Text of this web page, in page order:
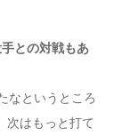
との対戦もあ
なというところ
次はもっと打て